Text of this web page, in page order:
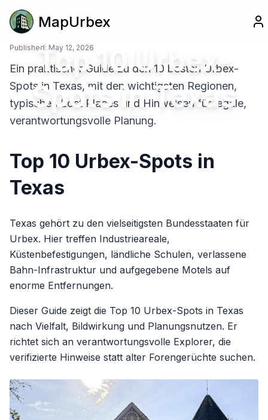
MapUrbex
Top 10 Urbex-
Spots in Texas
Published: May 12, 2026
Ein praktischer Guide zu den 10 besten Urbex-
Spots in Texas, mit den wichtigsten Regionen,
typischen Lost Places und Hinweisen für legale,
verantwortungsvolle Planung.
Top 10 Urbex-Spots in
Texas
Texas gehört zu den vielseitigsten Bundesstaaten für
Urbex. Hier treffen Industrieareale,
Küstenbefestigungen, ländliche Schulen, verlassene
Bahn-Infrastruktur und aufgegebene Motels auf
enorme Entfernungen.
Dieser Guide zeigt die Top 10 Urbex-Spots in Texas
nach Vielfalt, Bildwirkung und Planungsnutzen. Er
richtet sich an verantwortungsvolle Explorer, die
verifizierte Hinweise statt alter Forengerüchte suchen.